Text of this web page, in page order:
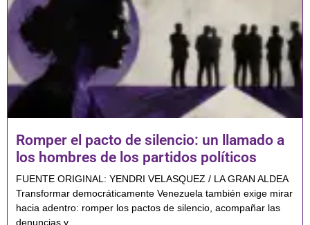
Romper el pacto de silencio: un llamado a
los hombres de los partidos políticos
FUENTE ORIGINAL: YENDRI VELASQUEZ / LA GRAN ALDEA
Transformar democráticamente Venezuela también exige mirar
hacia adentro: romper los pactos de silencio, acompañar las
denuncias y